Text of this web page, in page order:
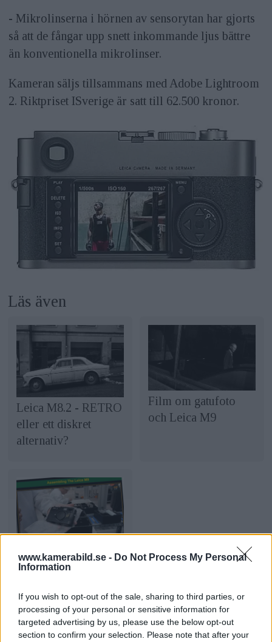
www.kamerabild.se - Do Not Process My Personal
Information
If you wish to opt-out of the sale, sharing to third parties, or
processing of your personal or sensitive information for
targeted advertising by us, please use the below opt-out
section to confirm your selection. Please note that after your
- Mikrolinserna i hörnen av sensorytan har gjorts
så att de fångar upp snett inkommande ljus bättre
än konventionella mikrolinser.
Kameran säljs tillsammans med Adobe Lightroom
2. Riktpriset ISverige är satt till 62.500 kronor.
Läs även
Leica M8.2 - RETRO
eller ett diskret
alternativ?
Film om gatufoto
och Leica M9
Så tillverkas Leica
M9
NYHETER PRYLAR